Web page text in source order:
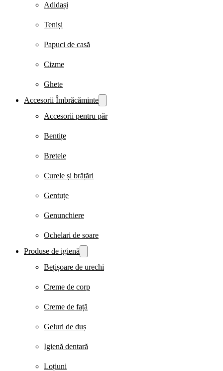
Adidași
Teniși
Papuci de casă
Cizme
Ghete
Accesorii Îmbrăcăminte
Accesorii pentru păr
Bentițe
Bretele
Curele și brățări
Gentuțe
Genunchiere
Ochelari de soare
Produse de igienă
Bețișoare de urechi
Creme de corp
Creme de față
Geluri de duș
Igienă dentară
Loțiuni